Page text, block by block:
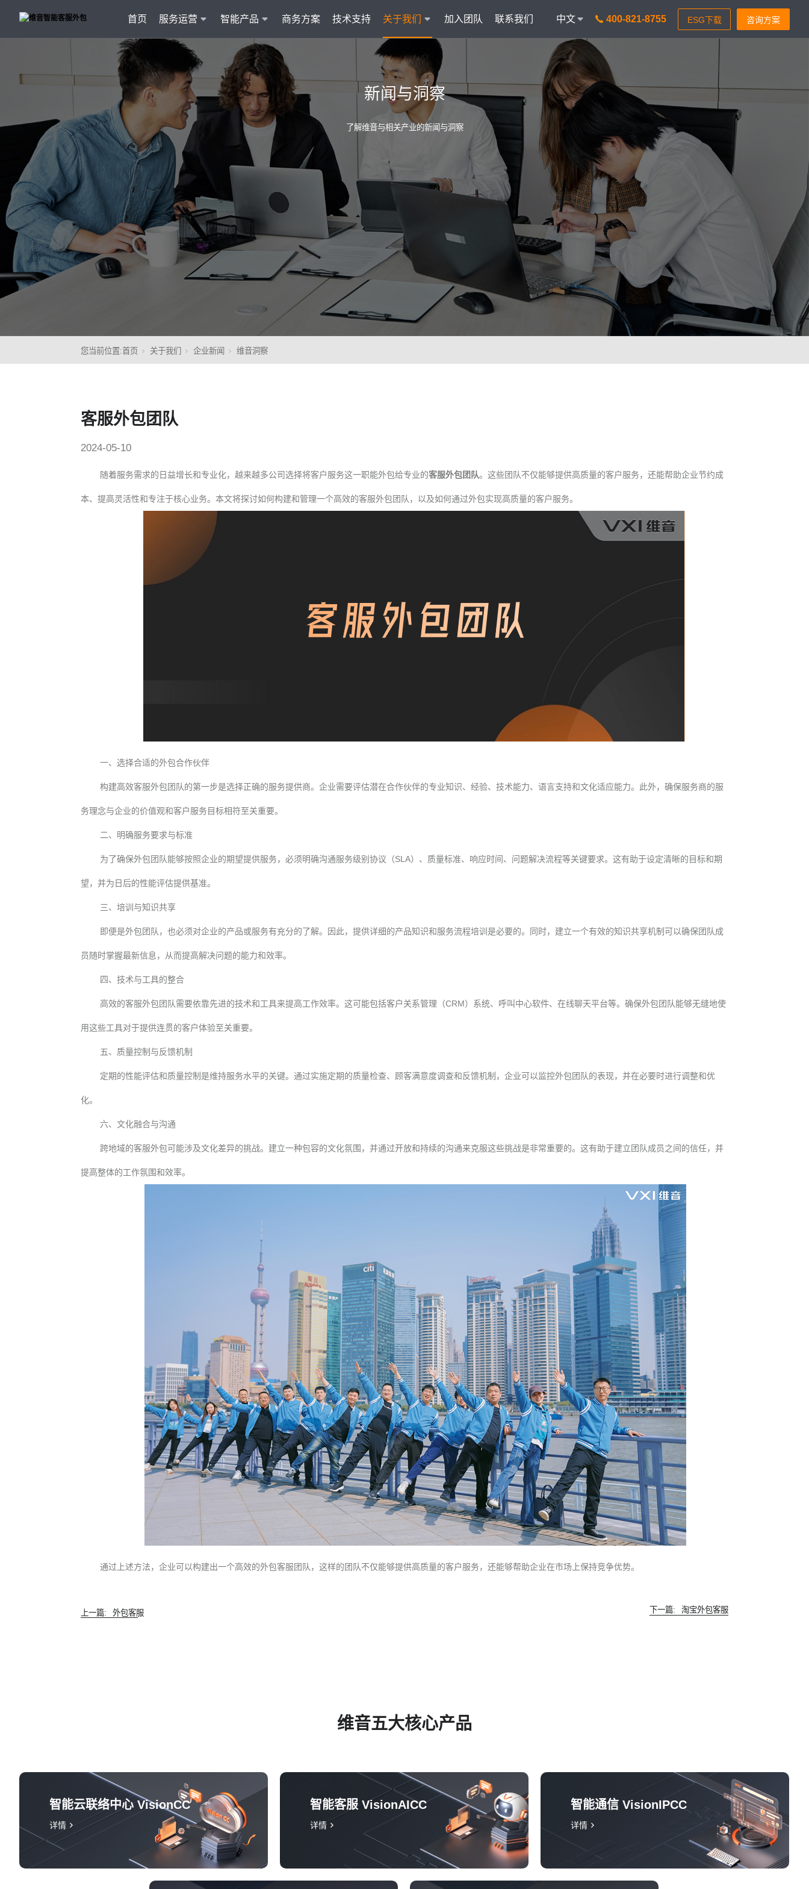
首页 服务运营 智能产品 商务方案 技术支持 关于我们 加入团队 联系我们 中文 400-821-8755
维音产品矩阵
· 产品融入维音20余行业服务经验
· 专属技术顾问进行1对1服务
· 丰富的定制化开发交付案例
客户服务
智能云联络中心 VisionCC
统一接入多渠道，坐席接待更省心
智能客服 VisionAICC
集成6种AI功能，革新客户体验
智能通信 VisionIPCC
IP软交换模式，通信稳定灵
AI知识助手
沉淀金牌话术，搜索即得答案
营销自动化
批量营销发送，提升获客转化
多模态客服
智能交互升级，轻松理解声图文
文本机器人VisionBot
7*24小时智能问题匹配
外呼机器人VisionIDR
高效转化获客，助力锁定目标客
户
质检机器人VisionIQA
全量质检&实时告警，降低客诉率
智能培训 VisionTSIM
沉浸式Al陪练，打造金牌客服团队
智能排班 VisionWFM
预测排班需求，实时获悉遵时率
核心技术
声纹识别VPR
图像描述 IC
新闻与洞察
了解维音与相关产业的新闻与洞察
您当前位置:首页 关于我们 企业新闻 维音洞察
客服外包团队
2024-05-10
随着服务需求的日益增长和专业化，越来越多公司选择将客户服务这一职能外包给专业的客服外包团队。这些团队不仅能够提供高质量的客户服务，还能帮助企业节约成
本、提高灵活性和专注于核心业务。本文将探讨如何构建和管理一个高效的客服外包团队，以及如何通过外包实现高质量的客户服务。
一、选择合适的外包合作伙伴
构建高效客服外包团队的第一步是选择正确的服务提供商。企业需要评估潜在合作伙伴的专业知识、经验、技术能力、语言支持和文化适应能力。此外，确保服务商的服
务理念与企业的价值观和客户服务目标相符至关重要。
二、明确服务要求与标准
为了确保外包团队能够按照企业的期望提供服务，必须明确沟通服务级别协议（SLA）、质量标准、响应时间、问题解决流程等关键要求。这有助于设定清晰的目标和期
望，并为日后的性能评估提供基准。
三、培训与知识共享
即便是外包团队，也必须对企业的产品或服务有充分的了解。因此，提供详细的产品知识和服务流程培训是必要的。同时，建立一个有效的知识共享机制可以确保团队成
员随时掌握最新信息，从而提高解决问题的能力和效率。
四、技术与工具的整合
高效的客服外包团队需要依靠先进的技术和工具来提高工作效率。这可能包括客户关系管理（CRM）系统、呼叫中心软件、在线聊天平台等。确保外包团队能够无缝地使
用这些工具对于提供连贯的客户体验至关重要。
五、质量控制与反馈机制
定期的性能评估和质量控制是维持服务水平的关键。通过实施定期的质量检查、顾客满意度调查和反馈机制，企业可以监控外包团队的表现，并在必要时进行调整和优
化。
六、文化融合与沟通
跨地域的客服外包可能涉及文化差异的挑战。建立一种包容的文化氛围，并通过开放和持续的沟通来克服这些挑战是非常重要的。这有助于建立团队成员之间的信任，并
提高整体的工作氛围和效率。
通过上述方法，企业可以构建出一个高效的外包客服团队，这样的团队不仅能够提供高质量的客户服务，还能够帮助企业在市场上保持竞争优势。
上一篇: 外包客服 下一篇: 淘宝外包客服
维音五大核心产品
智能云联络中心 VisionCC
详情
智能客服 VisionAICC
详情
智能通信 VisionIPCC
详情